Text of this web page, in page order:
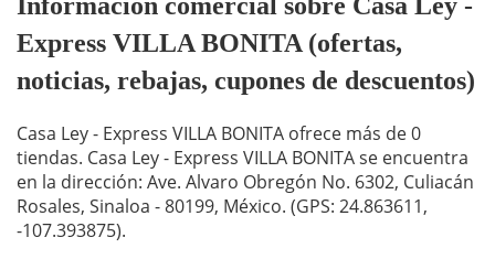
Información comercial sobre Casa Ley -
Express VILLA BONITA (ofertas,
noticias, rebajas, cupones de descuentos)
Casa Ley - Express VILLA BONITA ofrece más de 0
tiendas. Casa Ley - Express VILLA BONITA se encuentra
en la dirección: Ave. Alvaro Obregón No. 6302, Culiacán
Rosales, Sinaloa - 80199, México. (GPS: 24.863611,
-107.393875).